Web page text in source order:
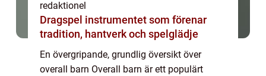
redaktionel
Dragspel instrumentet som förenar
tradition, hantverk och spelglädje
En övergripande, grundlig översikt över
overall barn Overall barn är ett populärt